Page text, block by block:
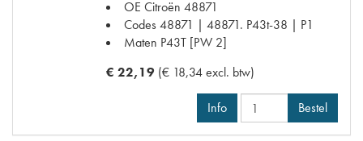
OE Citroën 48871
Codes48871 | 48871. P43t-38 | P1
Maten P43T [PW 2]
€ 22,19 (€ 18,34 excl. btw)
Info Bestel